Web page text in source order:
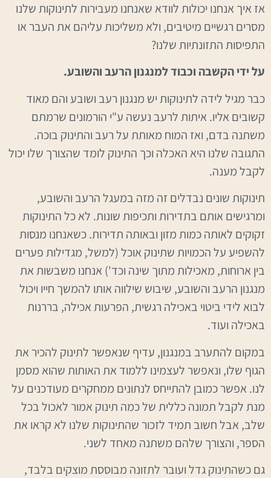
אז איך אנחנו יכולות לוודא שאנחנו מעבירות לתינוקות שלנו
מסרים רגשיים מיטיבים, ולא משליכות עליהם את העבר או
התפיסות התזונתיות שלנו?
על ידי הקשבה וכבוד למנגנון הרעב והשובע.
כבר מגיל לידה לתינוקות יש מנגנון רעב ושובע והם מאוד
קשובים אליו. איתות לרעב נעשה ע"י הורמונים שרמתם
משתנה בדם, ואז המוח מאותת על רעב והתינוק בוכה.
התגובה שלנו היא האכלה וכך התינוק לומד שהצורך שלו יכול
לקבל מענה.
תינוקות שונים נבדלים זה מזה במעגל הרעב והשובע,
ומרגישים אותם בתדירות ותכיפות שונות. לא כל התינוקות
זקוקים לאותה כמות מזון ובאותה תדירות. כשאנחנו מנסות
להשפיע על הכמויות שתינוק אוכל (למשל, מגדילות פערים
בין ארוחות, מאכילות מתוך שינה וכד') אנחנו משבשות את
מנגנון הרעב והשובע, שיבוש שילווה אותו להמשך חייו ויכול
לבוא לידי ביטוי באכילה רגשית, הפרעות אכילה, בררנות
באכילה ועוד.
במקום להתערב במנגנון, עדיף שנאפשר לתינוק להכיר את
הגוף שלו, ונאפשר לעצמינו ללמוד את האותות שהוא מסמן
לנו. אפשר כמובן להתייחס לנתונים ממחקרים מעודכנים על
מנת לקבל תמונה כללית של כמה תינוק אמור לאכול בכל
שלב, אבל חשוב תמיד לזכור שהתינוקות שלנו לא קראו את
הספר, והצורך שלהם משתנה מאחד לשני.
גם כשהתינוק גדל ועובר לתזונה מבוססת מוצקים בלבד,